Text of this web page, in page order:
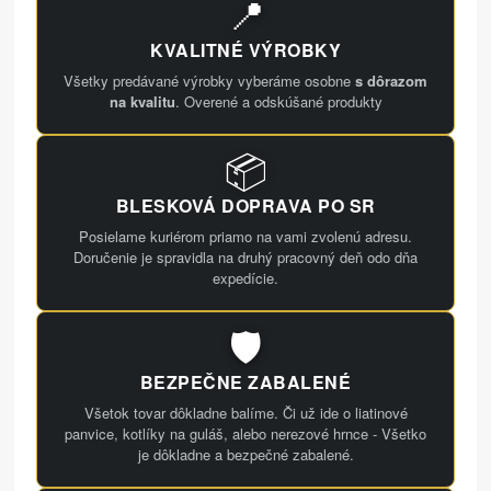
📍
KVALITNÉ VÝROBKY
Všetky predávané výrobky vyberáme osobne s dôrazom
na kvalitu. Overené a odskúšané produkty
📦
BLESKOVÁ DOPRAVA PO SR
Posielame kuriérom priamo na vami zvolenú adresu.
Doručenie je spravidla na druhý pracovný deň odo dňa
expedície.
🛡️
BEZPEČNE ZABALENÉ
Všetok tovar dôkladne balíme. Či už ide o liatinové
panvice, kotlíky na guláš, alebo nerezové hrnce - Všetko
je dôkladne a bezpečné zabalené.